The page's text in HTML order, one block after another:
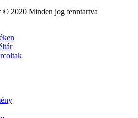
© 2020 Minden jog fenntartva